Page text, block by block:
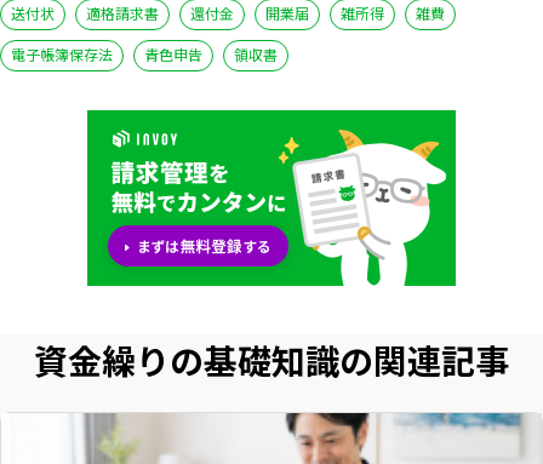
送付状
適格請求書 還付金 開業届 雑所得
雑費
電子帳簿保存法
青色申告 領収書
資金繰りの基礎知識の関連記事
いますぐ無料登録